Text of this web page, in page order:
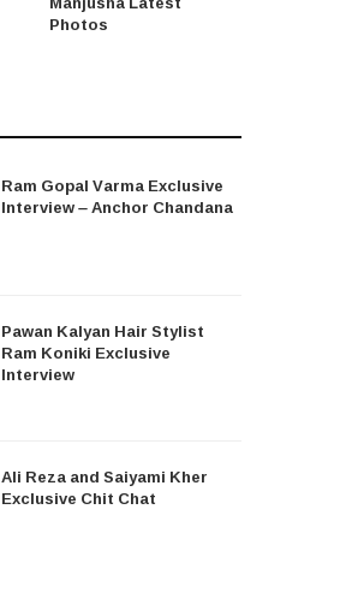
Photos
Ram Gopal Varma Exclusive
Interview – Anchor Chandana
Pawan Kalyan Hair Stylist
Ram Koniki Exclusive
Interview
Ali Reza and Saiyami Kher
Exclusive Chit Chat